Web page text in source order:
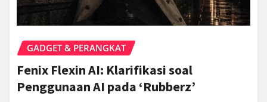
GADGET & PERANGKAT
Fenix Flexin AI: Klarifikasi soal
Penggunaan AI pada ‘Rubberz’